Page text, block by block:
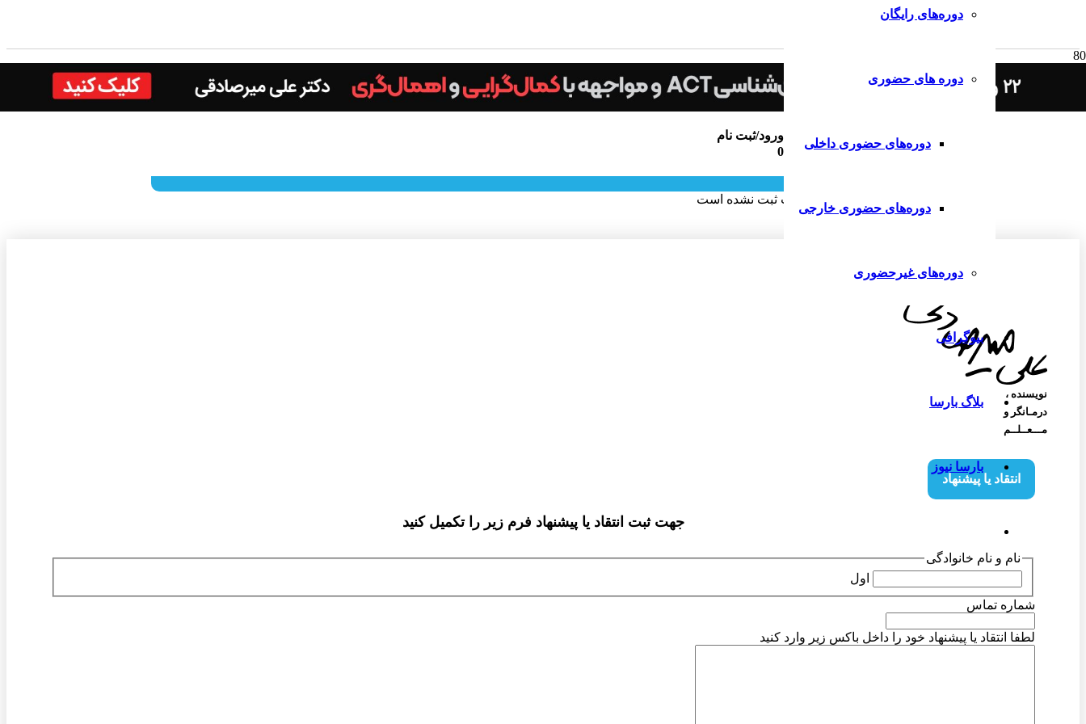
دوره‌های رایگان
دوره های حضوری
دوره‌های حضوری داخلی
دوره‌های حضوری خارجی
دوره‌های غیرحضوری
بیوگرافی
بلاگ بارسا
بارسا نیوز
ورود/ثبت نام
0
هنوز دیدگاهی برای این مطلب ثبت نشده است
نویسنده‌ ،
درمـانگر و
مـــعــلــم
انتقاد یا پیشنهاد
جهت ثبت انتقاد یا پیشنهاد فرم زیر را تکمیل کنید
نام و نام خانوادگی
اول
شماره تماس
لطفا انتقاد یا پیشنهاد خود را داخل باکس زیر وارد کنید